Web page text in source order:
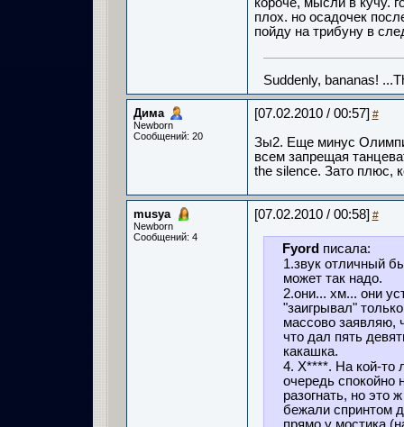
плох. но осадочек
пойду на трибуну в
Suddenly, bananas!
Дима
Newborn
Сообщений: 20
[07.02.2010 / 00:57] #
Зы2. Еще минус
всем запрещая
the silence. Зато плюс,
musya
Newborn
Сообщений: 4
[07.02.2010 / 00:58] #
Fyord писала:
1.звук отличный
может так надо.
2.они... хм... они
"заигрывал"
массово заявляю,
что дал пять
какашка.
4. Х****. На кой-то
очередь
разогнать, но это
бежали спринтом